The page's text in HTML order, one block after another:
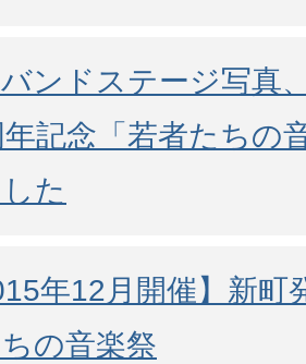
バンドステージ写真
記念「若者たちの
た
年12月開催】新
の音楽祭